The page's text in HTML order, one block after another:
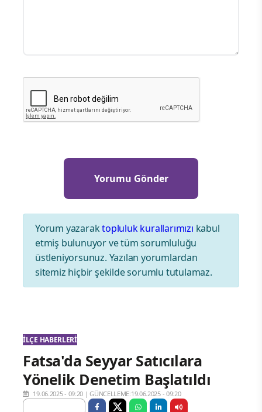
Yorum yazaraktopluluk kurallarımızı kabul
etmiş bulunuyor ve tüm sorumluluğu
üstleniyorsunuz. Yazılan yorumlardan
sitemiz hiçbir şekilde sorumlu tutulamaz.
İLÇE HABERLERI
Fatsa'da Seyyar Satıcılara
Yönelik Denetim Başlatıldı
19.06.2025 - 09:20 |GÜNCELLEME:19.06.2025 - 09:20